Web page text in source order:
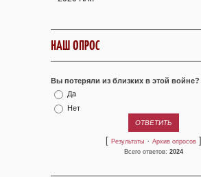
НАШ ОПРОС
Вы потеряли из близких в этой войне?
Да
Нет
[ Результаты · Архив опросов ]
Всего ответов: 2024